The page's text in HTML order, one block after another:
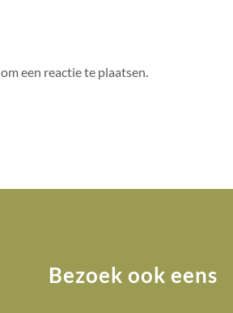
om een reactie te plaatsen.
Bezoek ook eens